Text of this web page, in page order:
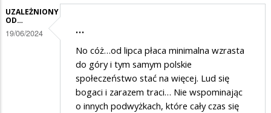
Wyłącz
UZALEŻNIONY
OD…
19/06/2024 …
No cóż…od lipca płaca minimalna wzrasta
do góry i tym samym polskie
społeczeństwo stać na więcej. Lud się
bogaci i zarazem traci… Nie wspominając
o innych podwyżkach, które cały czas się